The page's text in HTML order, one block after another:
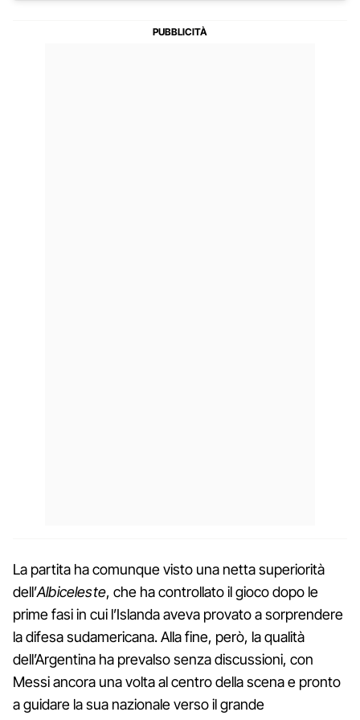
La partita ha comunque visto una netta superiorità
dell’Albiceleste, che ha controllato il gioco dopo le
prime fasi in cui l’Islanda aveva provato a sorprendere
la difesa sudamericana. Alla fine, però, la qualità
dell’Argentina ha prevalso senza discussioni, con
Messi ancora una volta al centro della scena e pronto
a guidare la sua nazionale verso il grande